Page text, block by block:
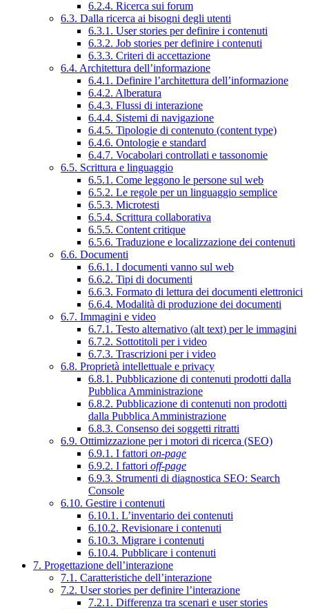
6.2.4. Ricerca sui forum
6.3. Dalla ricerca ai bisogni degli utenti
6.3.1. User stories per definire i contenuti
6.3.2. Job stories per definire i contenuti
6.3.3. Criteri di accettazione
6.4. Architettura dell’informazione
6.4.1. Definire l’architettura dell’informazione
6.4.2. Alberatura
6.4.3. Flussi di interazione
6.4.4. Sistemi di navigazione
6.4.5. Tipologie di contenuto (content type)
6.4.6. Ontologie e standard
6.4.7. Vocabolari controllati e tassonomie
6.5. Scrittura e linguaggio
6.5.1. Come leggono le persone sul web
6.5.2. Le regole per un linguaggio semplice
6.5.3. Microtesti
6.5.4. Scrittura collaborativa
6.5.5. Content critique
6.5.6. Traduzione e localizzazione dei contenuti
6.6. Documenti
6.6.1. I documenti vanno sul web
6.6.2. Tipi di documenti
6.6.3. Formato di lettura dei documenti elettronici
6.6.4. Modalità di produzione dei documenti
6.7. Immagini e video
6.7.1. Testo alternativo (alt text) per le immagini
6.7.2. Sottotitoli per i video
6.7.3. Trascrizioni per i video
6.8. Proprietà intellettuale e privacy
6.8.1. Pubblicazione di contenuti prodotti dalla
Pubblica Amministrazione
6.8.2. Pubblicazione di contenuti non prodotti
dalla Pubblica Amministrazione
6.8.3. Consenso dei soggetti ritratti
6.9. Ottimizzazione per i motori di ricerca (SEO)
6.9.1. I fattori on-page
6.9.2. I fattori off-page
6.9.3. Strumenti di diagnostica SEO: Search
Console
6.10. Gestire i contenuti
6.10.1. L’inventario dei contenuti
6.10.2. Revisionare i contenuti
6.10.3. Migrare i contenuti
6.10.4. Pubblicare i contenuti
7. Progettazione dell’interazione
7.1. Caratteristiche dell’interazione
7.2. User stories per definire l’interazione
7.2.1. Differenza tra scenari e user stories